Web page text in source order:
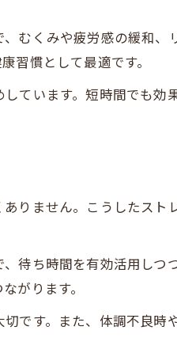
むくみや疲労感の緩和、
習慣として最適です。
ています。短時間でも効
りません。こうしたスト
待ち時間を有効活用しつ
がります。
です。また、体調不良時